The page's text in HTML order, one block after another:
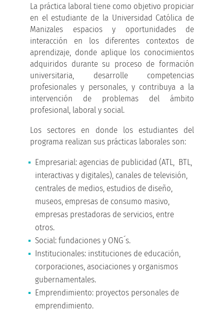
La práctica laboral tiene como objetivo propiciar
en el estudiante de la Universidad Católica de
Manizales espacios y oportunidades de
interacción en los diferentes contextos de
aprendizaje, donde aplique los conocimientos
adquiridos durante su proceso de formación
universitaria, desarrolle competencias
profesionales y personales, y contribuya a la
intervención de problemas del ámbito
profesional, laboral y social.
Los sectores en donde los estudiantes del
programa realizan sus prácticas laborales son:
Empresarial: agencias de publicidad (ATL, BTL,
interactivas y digitales), canales de televisión,
centrales de medios, estudios de diseño,
museos, empresas de consumo masivo,
empresas prestadoras de servicios, entre
otros.
Social: fundaciones y ONG´s.
Institucionales: instituciones de educación,
corporaciones, asociaciones y organismos
gubernamentales.
Emprendimiento: proyectos personales de
emprendimiento.